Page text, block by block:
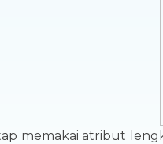
memakai atribut